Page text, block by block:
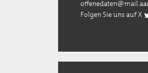
Folgen Sie uns auf X